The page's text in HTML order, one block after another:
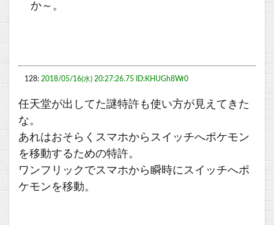
か～。
128: 2018/05/16(水) 20:27:26.75 ID:KHUGh8Wr0
任天堂が出してた謎特許も使い方が見えてきた
な。
あれはおそらくスマホからスイッチへポケモン
を移動するための特許。
ワンフリックでスマホから瞬時にスイッチへポ
ケモンを移動。